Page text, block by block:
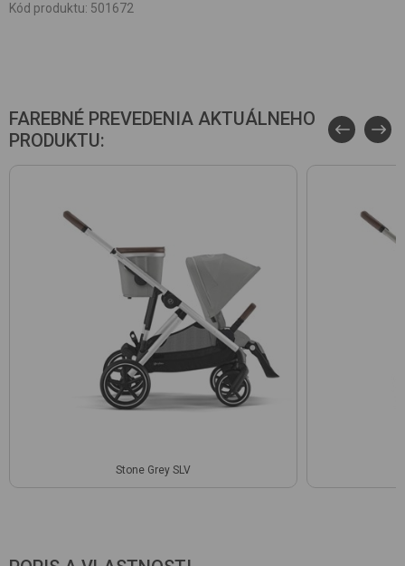
Kód produktu: 501672
FAREBNÉ PREVEDENIA AKTUÁLNEHO
PRODUKTU:
Stone Grey SLV